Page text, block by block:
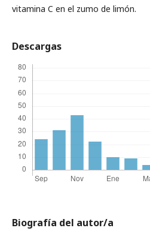
vitamina C en el zumo de limón.
Descargas
Biografía del autor/a